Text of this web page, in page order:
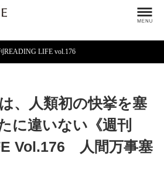
READING LIFE vol.176
、人類初の快挙を塞
に違いない《週刊
Vol.176 人間万事塞